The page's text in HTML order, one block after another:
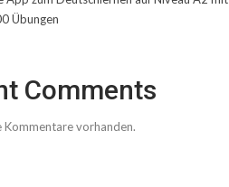
Übungen
Comments
Kommentare vorhanden.